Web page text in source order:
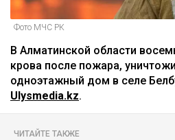
Фото МЧС РК
В Алматинской области
крова после пожара,
одноэтажный дом в селе
Ulysmedia.kz.
ЧИТАЙТЕ ТАКЖЕ